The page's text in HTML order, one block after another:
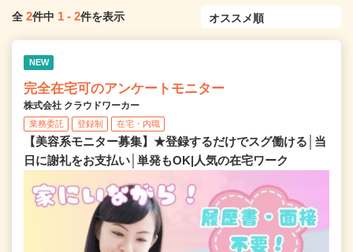
全 2件中 1 - 2件を表示
NEW
完全在宅可のアンケートモニター
株式会社 クラウドワーカー
業務委託 登録制 在宅・内職
【美容系モニター募集】★登録するだけでスグ働ける│当
日に謝礼をお支払い│単発もOK|人気の在宅ワーク